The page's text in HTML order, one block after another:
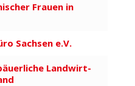
Frauen in
Sachsen e.V.
Land­wirt­